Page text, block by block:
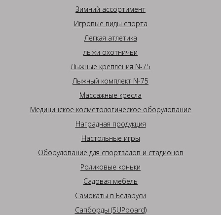
Зимний ассортимент
Игровые виды спорта
Легкая атлетика
лыжи охотничьи
Лыжные крепления N-75
Лыжный комплект N-75
Массажные кресла
Медицинское косметологическое оборудование
Наградная продукция
Настольные игры
Оборудование для спортзалов и стадионов
Роликовые коньки
Садовая мебель
Самокаты в Беларуси
Сапборды (SUPboard)